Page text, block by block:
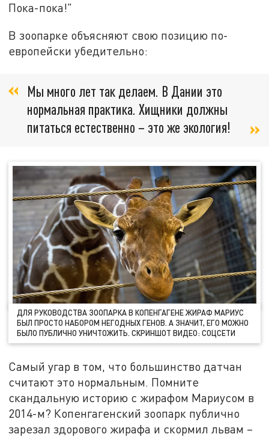
Пока-пока!"
В зоопарке объясняют свою позицию по-
европейски убедительно:
Мы много лет так делаем. В Дании это
нормальная практика. Хищники должны
питаться естественно – это же экология!
ДЛЯ РУКОВОДСТВА ЗООПАРКА В КОПЕНГАГЕНЕ ЖИРАФ МАРИУС
БЫЛ ПРОСТО НАБОРОМ НЕГОДНЫХ ГЕНОВ. А ЗНАЧИТ, ЕГО МОЖНО
БЫЛО ПУБЛИЧНО УНИЧТОЖИТЬ. СКРИНШОТ ВИДЕО: СОЦСЕТИ
Самый угар в том, что большинство датчан
считают это нормальным. Помните
скандальную историю с жирафом Мариусом в
2014-м? Копенгагенский зоопарк публично
зарезал здорового жирафа и скормил львам –